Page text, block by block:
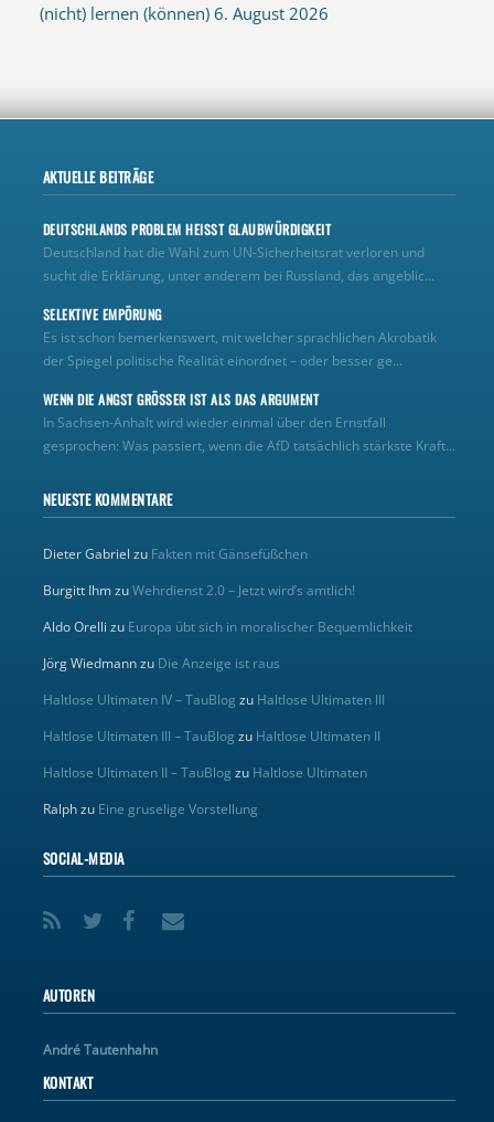
(nicht) lernen (können) 6. August 2026
AKTUELLE BEITRÄGE
DEUTSCHLANDS PROBLEM HEISST GLAUBWÜRDIGKEIT
Deutschland hat die Wahl zum UN‑Sicherheitsrat verloren und
sucht die Erklärung, unter anderem bei Russland, das angeblic...
SELEKTIVE EMPÖRUNG
Es ist schon bemerkenswert, mit welcher sprachlichen Akrobatik
der Spiegel politische Realität einordnet – oder besser ge...
WENN DIE ANGST GRÖSSER IST ALS DAS ARGUMENT
In Sachsen-Anhalt wird wieder einmal über den Ernstfall
gesprochen: Was passiert, wenn die AfD tatsächlich stärkste Kraft...
NEUESTE KOMMENTARE
Dieter Gabriel zu Fakten mit Gänsefüßchen
Burgitt IhmzuWehrdienst 2.0 – Jetzt wird’s amtlich!
Aldo Orelli zu Europa übt sich in moralischer Bequemlichkeit
Jörg Wiedmannzu Die Anzeige ist raus
Haltlose Ultimaten IV – TauBlog zu Haltlose Ultimaten III
Haltlose Ultimaten III – TauBlog zu Haltlose Ultimaten II
Haltlose Ultimaten II – TauBlog zu Haltlose Ultimaten
Ralphzu Eine gruselige Vorstellung
SOCIAL-MEDIA
AUTOREN
André Tautenhahn
KONTAKT